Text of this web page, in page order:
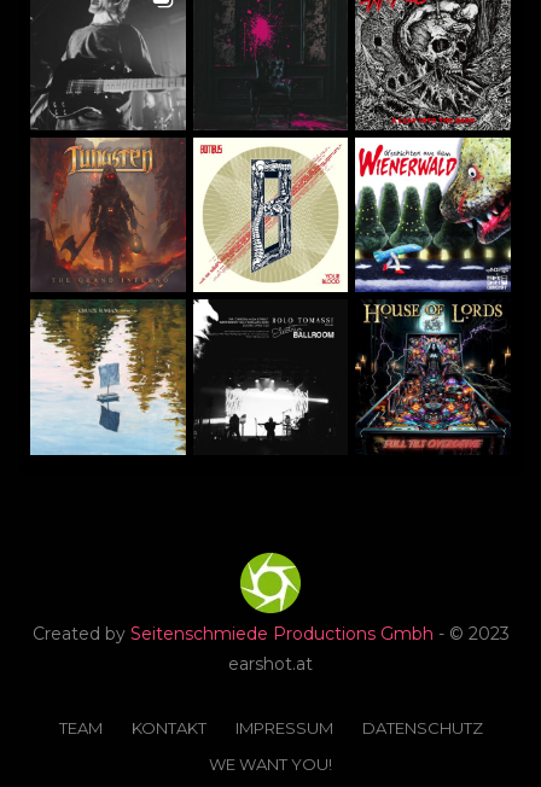
Created by Seitenschmiede Productions Gmbh - © 2023
earshot.at
TEAM KONTAKT IMPRESSUM
DATENSCHUTZ
WE WANT YOU!